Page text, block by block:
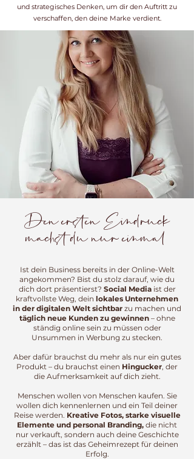
und strategisches Denken, um dir den Auftritt zu
verschaffen, den deine Marke verdient.
Den ersten Eindruck
machst du nur einmal
Ist dein Business bereits in der Online-Welt
angekommen? Bist du stolz darauf, wie du
dich dort präsentierst? Social Media ist der
kraftvollste Weg, dein lokales Unternehmen
in der digitalen Welt sichtbar zu machen und
täglich neue Kunden zu gewinnen– ohne
ständig online sein zu müssen oder
Unsummen in Werbung zu stecken.
Aber dafür brauchst du mehr als nur ein gutes
Produkt – du brauchst einen Hingucker, der
die Aufmerksamkeit auf dich zieht.
Menschen wollen von Menschen kaufen. Sie
wollen dich kennenlernen und ein Teil deiner
Reise werden. Kreative Fotos, starke visuelle
Elemente und personal Branding, die nicht
nur verkauft, sondern auch deine Geschichte
erzählt – das ist das Geheimrezept für deinen
Erfolg.